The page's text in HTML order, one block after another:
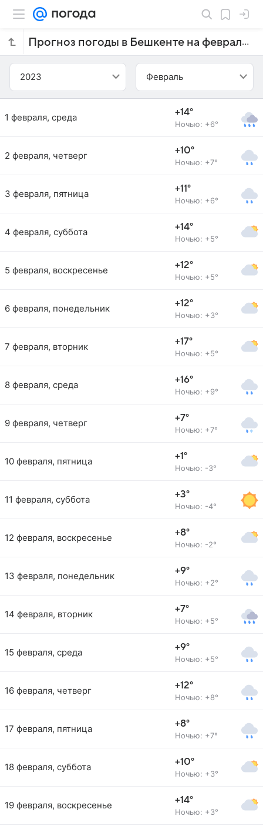
Прогноз погоды в Бешкенте на февраль 2023 года
2023 Февраль
1 февраля, среда +14°
Ночью: +6°
2 февраля, четверг +10°
Ночью: +7°
3 февраля, пятница +11°
Ночью: +6°
4 февраля, суббота +14°
Ночью: +5°
5 февраля, воскресенье +12°
Ночью: +5°
6 февраля, понедельник +12°
Ночью: +3°
7 февраля, вторник +17°
Ночью: +5°
8 февраля, среда +16°
Ночью: +9°
9 февраля, четверг +7°
Ночью: +7°
10 февраля, пятница +1°
Ночью: -3°
11 февраля, суббота +3°
Ночью: -4°
12 февраля, воскресенье +8°
Ночью: -2°
13 февраля, понедельник +9°
Ночью: +2°
14 февраля, вторник +7°
Ночью: +5°
15 февраля, среда +9°
Ночью: +5°
16 февраля, четверг +12°
Ночью: +8°
17 февраля, пятница +8°
Ночью: +7°
18 февраля, суббота +10°
Ночью: +3°
19 февраля, воскресенье +14°
Ночью: +3°